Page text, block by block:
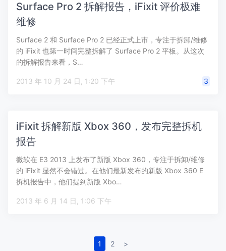
Surface Pro 2 拆解报告，iFixit 评价极难
维修
Surface 2 和 Surface Pro 2 已经正式上市，专注于拆卸/维修
的 iFixit 也第一时间完整拆解了 Surface Pro 2 平板。从这次
的拆解报告来看，S…
2013 年 10 月 24 日, 1:20 下午 3
iFixit 拆解新版 Xbox 360，发布完整拆机
报告
微软在 E3 2013 上发布了新版 Xbox 360，专注于拆卸/维修
的 iFixit 显然不会错过。在他们最新发布的新版 Xbox 360 E
拆机报告中，他们提到新版 Xbo…
2013 年 6 月 14 日, 1:06 下午
1 2 >